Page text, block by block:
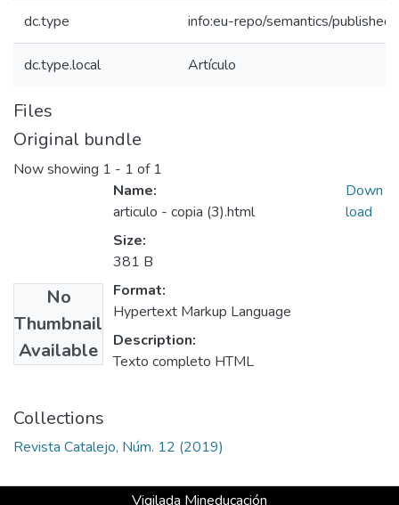
dc.type info:eu-repo/semantics/
dc.type.local Artículo
Files
Original bundle
Now showing 1 - 1 of 1
No
Thumbnail
Available
Name:
articulo - copia (3).html
Size:
381 B
Format:
Hypertext Markup Language
Description:
Texto completo HTML
Down
load
Collections
Revista Catalejo, Núm. 12 (2019)
Vigilada Mineducación